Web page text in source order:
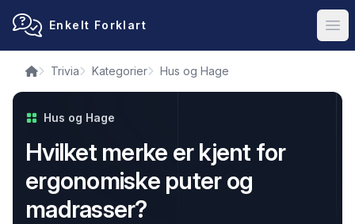
Enkelt Forklart
Trivia Kategorier Hus og Hage
Hus og Hage
Hvilket merke er kjent for
ergonomiske puter og
madrasser?